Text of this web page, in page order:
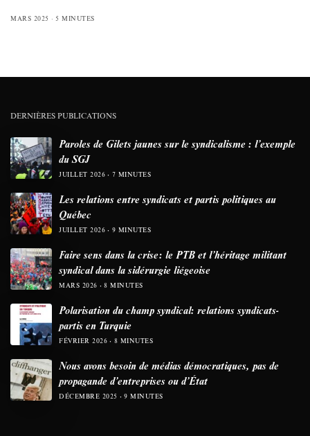
MARS 2025 5 MINUTES
DERNIÈRES PUBLICATIONS
Paroles de Gilets jaunes sur le syndicalisme : l’exemple
du SGJ
JUILLET 2026 7 MINUTES
Les relations entre syndicats et partis politiques au
Québec
JUILLET 2026 9 MINUTES
Faire sens dans la crise: le PTB et l’héritage militant
syndical dans la sidérurgie liégeoise
MARS 2026 8 MINUTES
Polarisation du champ syndical: relations syndicats-
partis en Turquie
FÉVRIER 2026 8 MINUTES
Nous avons besoin de médias démocratiques, pas de
propagande d’entreprises ou d’État
DÉCEMBRE 2025 9 MINUTES